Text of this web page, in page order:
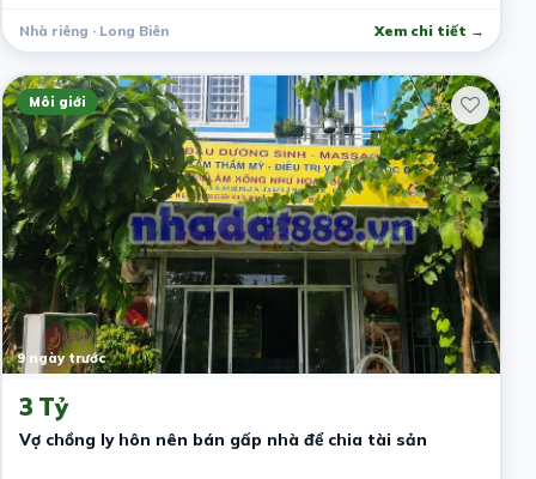
Nhà riêng · Long Biên Xem chi tiết →
Môi giới
9 ngày trước
3 Tỷ
Vợ chồng ly hôn nên bán gấp nhà để chia tài sản